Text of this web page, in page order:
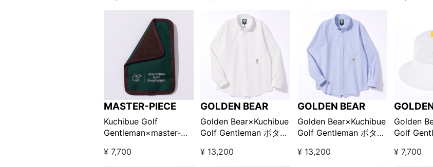
チSサイズ / ネイビー
MASTER-PIECE
Kuchibue Golf
Gentleman×master-
チ Lサイズ グリーン
¥ 7,700
GOLDEN BEAR
Golden Bear×Kuchibue
Golf Gentleman ボタン
ホワイト【GO/LOOK!限
¥ 13,200
GOLDEN BEAR
Golden Bear×Kuchibue
Golf Gentleman ボタン
サックス【GO/LOOK!限
¥ 13,200
Golden
Golf
【GO/
¥ 7,700